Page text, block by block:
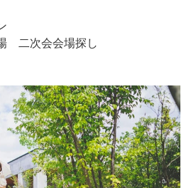
二次会会場探し